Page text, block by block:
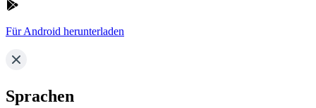
Für Android herunterladen
Sprachen